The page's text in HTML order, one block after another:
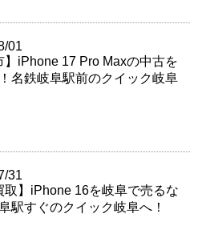
01
】iPhone 17 Pro Maxの中古を
名鉄岐阜駅前のクイック岐阜
31
取】iPhone 16を岐阜で売るな
駅すぐのクイック岐阜へ！